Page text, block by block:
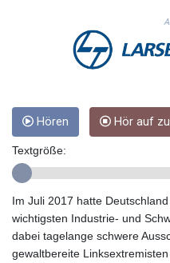
Hören Hör auf
Textgröße:
Im Juli 2017 hatte
wichtigsten Industrie- und
dabei tagelange schwere
gewaltbereite